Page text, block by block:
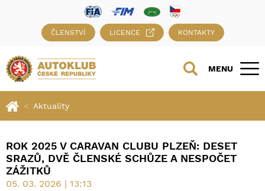
ČLENSTVÍ LICENCE KONTAKTY
MENU
Aktuality
ROK 2025 V CARAVAN CLUBU PLZEŇ: DESET
SRAZŮ, DVĚ ČLENSKÉ SCHŮZE A NESPOČET
ZÁŽITKŮ
05. 03. 2026 | 13:13